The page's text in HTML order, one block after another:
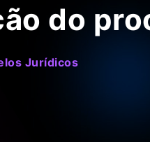
do
Jurídicos